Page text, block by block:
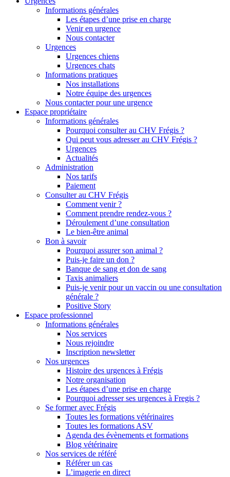
Informations générales
Les étapes d’une prise en charge
Venir en urgence
Nous contacter
Urgences
Urgences chiens
Urgences chats
Informations pratiques
Nos installations
Notre équipe des urgences
Nous contacter pour une urgence
Espace propriétaire
Informations générales
Pourquoi consulter au CHV Frégis ?
Qui peut vous adresser au CHV Frégis ?
Urgences
Actualités
Administration
Nos tarifs
Paiement
Consulter au CHV Frégis
Comment venir ?
Comment prendre rendez-vous ?
Déroulement d’une consultation
Le bien-être animal
Bon à savoir
Pourquoi assurer son animal ?
Puis-je faire un don ?
Banque de sang et don de sang
Taxis animaliers
Puis-je venir pour un vaccin ou une consultation
générale ?
Positive Story
Espace professionnel
Informations générales
Nos services
Nous rejoindre
Inscription newsletter
Nos urgences
Histoire des urgences à Frégis
Notre organisation
Les étapes d’une prise en charge
Pourquoi adresser ses urgences à Fregis ?
Se former avec Frégis
Toutes les formations vétérinaires
Toutes les formations ASV
Agenda des évènements et formations
Blog vétérinaire
Nos services de référé
Référer un cas
L’imagerie en direct